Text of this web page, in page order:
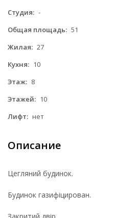
Студия: -
Общая площадь: 51
Жилая: 27
Кухня: 10
Этаж: 8
Этажей: 10
Лифт: нет
Описание
Цегляний будинок.
Будинок газифіцирован.
Закритий двір.